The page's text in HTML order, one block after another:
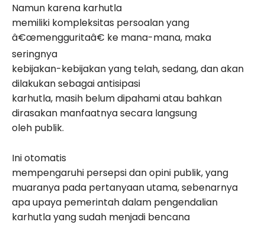
Namun karena karhutla
memiliki kompleksitas persoalan yang
â€œmengguritaâ€ ke mana-mana, maka
seringnya
kebijakan-kebijakan yang telah, sedang, dan akan
dilakukan sebagai antisipasi
karhutla, masih belum dipahami atau bahkan
dirasakan manfaatnya secara langsung
oleh publik.
Ini otomatis
mempengaruhi persepsi dan opini publik, yang
muaranya pada pertanyaan utama, sebenarnya
apa upaya pemerintah dalam pengendalian
karhutla yang sudah menjadi bencana